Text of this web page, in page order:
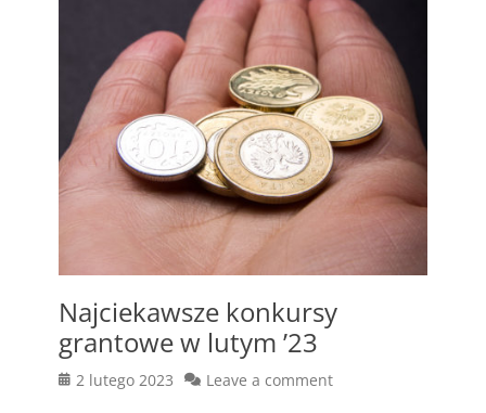
Najciekawsze konkursy
grantowe w lutym ’23
Posted
2 lutego 2023 Leave a comment